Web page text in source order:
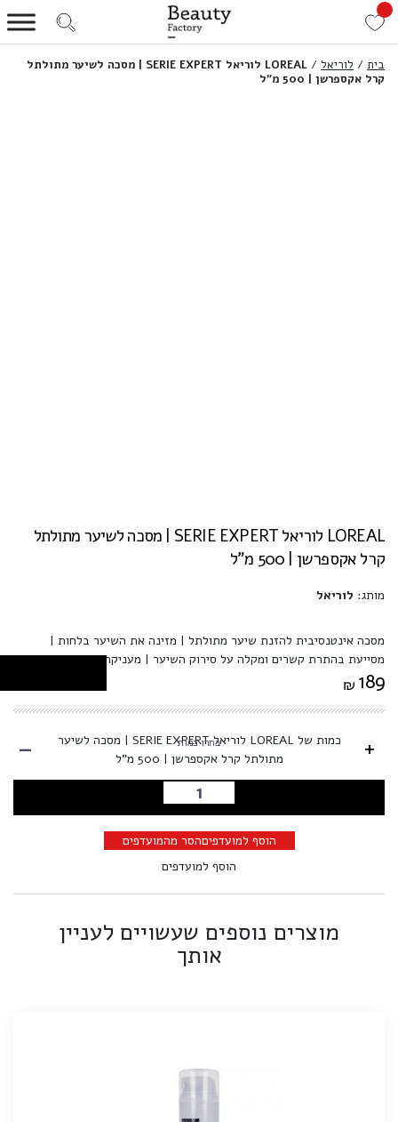
בית / לוריאל /
LOREAL לוריאל SERIE EXPERT | מסכה לשיער מתולתל
קרל אקספרשן | 500 מ”ל
LOREAL לוריאל SERIE EXPERT | מסכה לשיער מתולתל
קרל אקספרשן | 500 מ”ל
מותג: לוריאל
מסכה אינטנסיבית להזנת שיער מתולתל | מזינה את השיער בלחות |
מסייעת בהתרת קשרים ומקלה על סירוק השיער | מעניקה לשיער רכות וברק
₪ 189
+
כמות של LOREAL לוריאל SERIE EXPERT | מסכה לשיער
מתולתל קרל אקספרשן | 500 מ”ל
בחרו כמות -
הוספה לסל
הוסף למועדפיםהסר מהמועדפים
הוסף למועדפים
מוצרים נוספים שעשויים לעניין
אותך